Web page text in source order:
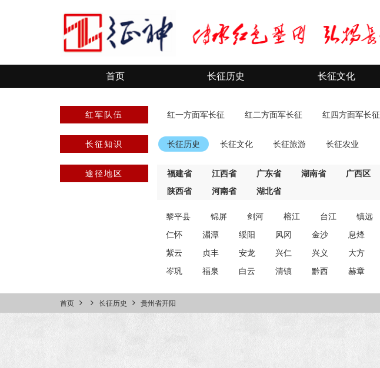
首页 长征历史 长征文化
红军队伍 红一方面军长征 红二方面军长征 红四方面军长征
长征知识 长征历史 长征文化 长征旅游 长征农业
途径地区 福建省 江西省 广东省 湖南省 广西区
陕西省
河南省 湖北省
黎平县 锦屏 剑河 榕江 台江 镇远
仁怀
湄潭 绥阳 风冈 金沙 息烽
紫云
贞丰 安龙 兴仁 兴义 大方
岑巩
福泉 白云 清镇 黔西 赫章
首页 长征历史 贵州省开阳